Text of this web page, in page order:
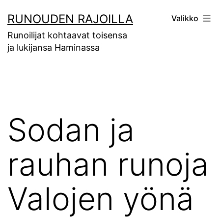
sisältöön
RUNOUDEN RAJOILLA
Runoilijat kohtaavat toisensa
ja lukijansa Haminassa
Valikko
Sodan ja
rauhan runoja
Valojen yönä